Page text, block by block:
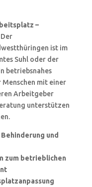
–
Der
ist im
Suhl oder der
betriebsnahes
mit einer
Arbeitgeber
unterstützen
und
zum betrieblichen